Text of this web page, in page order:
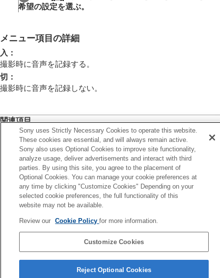
露出/測光を調整する
画像に効果を加える
インターバル撮影機能
より高解像の静止画を撮影する
タッチ機能を使う
フラッシュを使う
手ブレを補正する
レンズ補正（静止画/動画）
ノイズリダクション
撮影中の画面表示を設定する
動画の音声を記録する
音声記録
録音レベル
音声出力タイミング
シューの音声設定
動画を撮影しながら静止画を切り出す
外部RAWレコーダーにRAW動画を出力する
画像と音声をライブ配信する
希望の設定を選ぶ。
メニュー項目の詳細
入 ：
撮影時に音声を記録する。
切 ：
撮影時に音声を記録しない。
関連項目
録音レベル
マ表示アシスト方式
次へ
録音レ
ヘルプガイドをご覧ください。
言語選択ページへ
Sony uses Strictly Necessary Cookies to operate this website.
These cookies are essential, and will always remain active.
Sony also uses Optional Cookies to improve site functionality,
analyze usage, deliver advertisements and interact with third
parties. By using this site, you agree to the placement of
Optional Cookies. You can manage your cookie preferences at
any time by clicking "Customize Cookies" Depending on your
selected cookie preferences, the full functionality of this
website may not be available.
Review our Cookie Policyfor more information.
Customize Cookies
Reject Optional Cookies